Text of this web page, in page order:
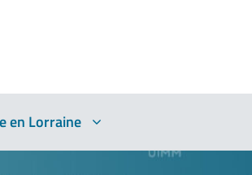
en Lorraine